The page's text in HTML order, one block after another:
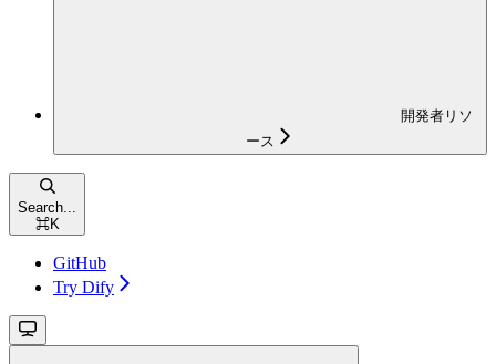
開発者リソ
ース
Search...
⌘K
GitHub
Try Dify